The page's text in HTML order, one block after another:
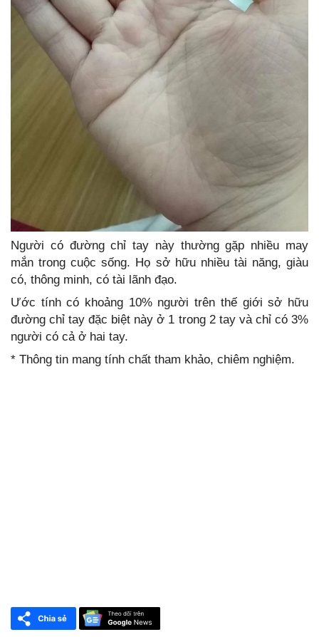
Người có đường chỉ tay này thường gặp nhiều may
mắn trong cuộc sống. Họ sở hữu nhiều tài năng, giàu
có, thông minh, có tài lãnh đạo.
Ước tính có khoảng 10% người trên thế giới sở hữu
đường chỉ tay đặc biệt này ở 1 trong 2 tay và chỉ có 3%
người có cả ở hai tay.
* Thông tin mang tính chất tham khảo, chiêm nghiệm.